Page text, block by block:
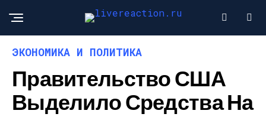
ЭКОНОМИКА И ПОЛИТИКА
Правительство США
Выделило Средства На